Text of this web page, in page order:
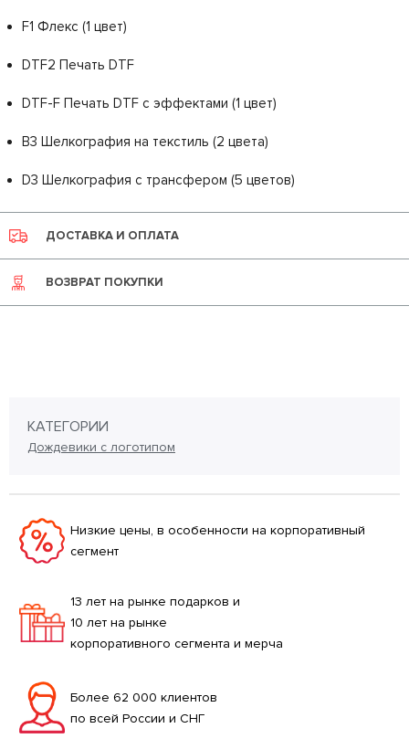
F1 Флекс (1 цвет)
DTF2 Печать DTF
DTF-F Печать DTF с эффектами (1 цвет)
B3 Шелкография на текстиль (2 цвета)
D3 Шелкография с трансфером (5 цветов)
ДОСТАВКА И ОПЛАТА
ВОЗВРАТ ПОКУПКИ
КАТЕГОРИИ
Дождевики с логотипом
Низкие цены, в особенности на корпоративный
сегмент
13 лет на рынке подарков и
10 лет на рынке
корпоративного сегмента и мерча
Более 62 000 клиентов
по всей России и СНГ